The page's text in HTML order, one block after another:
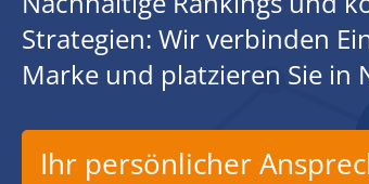
Strategien: Wir verbinden
Marke und platzieren Sie in
Ihr persönlicher